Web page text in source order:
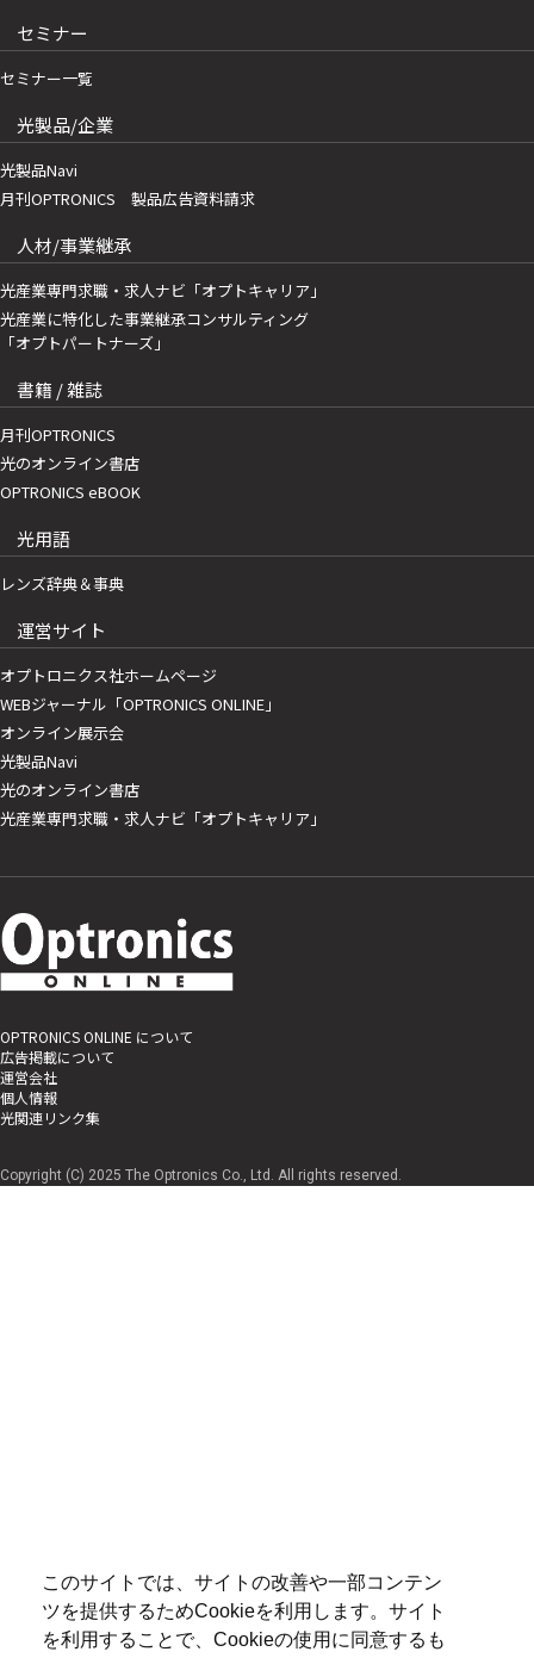
このサイトでは、サイトの改善や一部コンテン
ツを提供するためCookieを利用します。サイト
を利用することで、Cookieの使用に同意するも
セミナー
セミナー一覧
光製品/企業
光製品Navi
月刊OPTRONICS 製品広告資料請求
人材/事業継承
光産業専門求職・求人ナビ「オプトキャリア」
光産業に特化した事業継承コンサルティング
「オプトパートナーズ」
書籍 / 雑誌
月刊OPTRONICS
光のオンライン書店
OPTRONICS eBOOK
光用語
レンズ辞典＆事典
運営サイト
オプトロニクス社ホームページ
WEBジャーナル「OPTRONICS ONLINE」
オンライン展示会
光製品Navi
光のオンライン書店
光産業専門求職・求人ナビ「オプトキャリア」
OPTRONICS ONLINE について
広告掲載について
運営会社
個人情報
光関連リンク集
Copyright (C) 2025 The Optronics Co., Ltd. All rights reserved.